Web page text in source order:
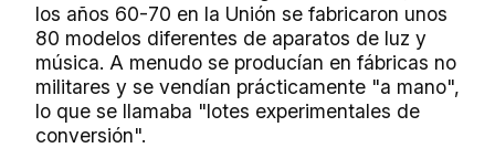
los años 60-70 en la Unión se fabricaron unos
80 modelos diferentes de aparatos de luz y
música. A menudo se producían en fábricas no
militares y se vendían prácticamente "a mano",
lo que se llamaba "lotes experimentales de
conversión".